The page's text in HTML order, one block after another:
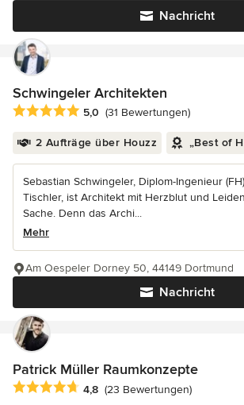
Nachricht
Schwingeler Architekten
Durchschnittliche Bewertung: 5 von 5
5,0 (31 Bewertungen)
2 Aufträge über Houzz „Best of
Sebastian Schwingeler, Diplom-Ingenieur
Tischler, ist Architekt mit Herzblut und
Sache. Denn das Archi...
Mehr
Nachricht
Am Oespeler Dorney 50, 44149 Dortmund
Patrick Müller Raumkonzepte
Durchschnittliche Bewertung: 4.8 von 5
4,8 (23 Bewertungen)